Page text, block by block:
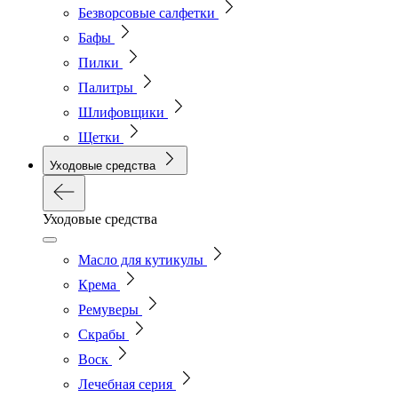
Безворсовые салфетки
Бафы
Пилки
Палитры
Шлифовщики
Щетки
Уходовые средства
Уходовые средства
Масло для кутикулы
Крема
Ремуверы
Скрабы
Воск
Лечебная серия